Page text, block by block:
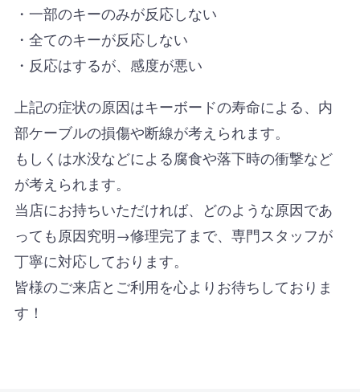
・一部のキーのみが反応しない
・全てのキーが反応しない
・反応はするが、感度が悪い
上記の症状の原因はキーボードの寿命による、内
部ケーブルの損傷や断線が考えられます。
もしくは水没などによる腐食や落下時の衝撃など
が考えられます。
当店にお持ちいただければ、どのような原因であ
っても原因究明→修理完了まで、専門スタッフが
丁寧に対応しております。
皆様のご来店とご利用を心よりお待ちしておりま
す！